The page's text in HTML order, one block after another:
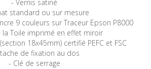
- Vernis satiné
standard ou sur mesure
9 couleurs sur Traceur Epson P8000
Toile imprimé en effet miroir
18x45mm) certifié PEFC et FSC
de fixation au dos
- Clé de serrage